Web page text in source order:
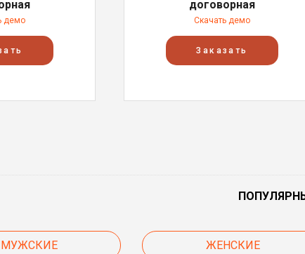
демо
договорная
Скачать демо
Заказать
МУЖСКИЕ ЖЕНСКИЕ